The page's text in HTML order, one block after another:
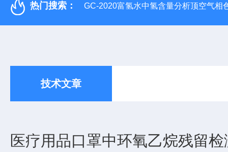
热门搜索： GC-2020富氢水中氢含量分析顶空气相
技术文章
医疗用品口罩中环氧乙烷残留